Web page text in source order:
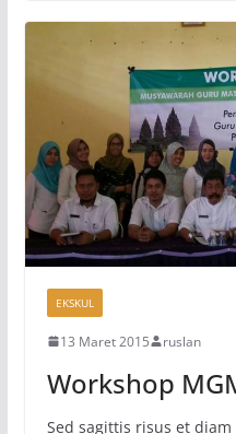
EKSKUL
13 Maret 2015 ruslan
Workshop
Sed sagittis risus et